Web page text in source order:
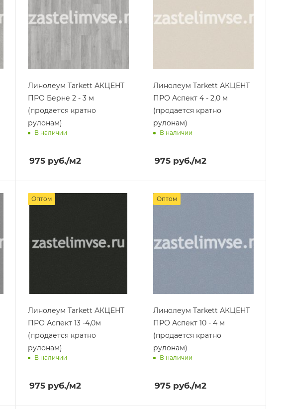
Линолеум Tarkett АКЦЕНТ
ПРО Берне 2 - 3 м
(продается кратно
рулонам)
В наличии
975 руб./м2
Линолеум Tarkett АКЦЕНТ
ПРО Аспект 4 - 2,0 м
(продается кратно
рулонам)
В наличии
975руб./м2
Оптом
Линолеум Tarkett АКЦЕНТ
ПРО Аспект 13 -4,0м
(продается кратно
рулонам)
В наличии
975 руб./м2
Оптом
Линолеум Tarkett АКЦЕНТ
ПРО Аспект 10 - 4 м
(продается кратно
рулонам)
В наличии
975руб./м2